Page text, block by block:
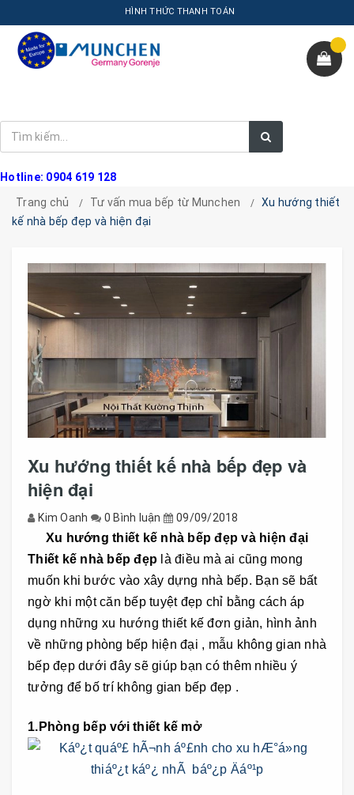
HÌNH THỨC THANH TOÁN
Hotline: 0904 619 128
Trang chủ
Tư vấn mua bếp từ Munchen
Xu hướng thiết
kế nhà bếp đẹp và hiện đại
Xu hướng thiết kế nhà bếp đẹp và
hiện đại
Kim Oanh 0 Bình luận 09/09/2018
Xu hướng thiết kế nhà bếp đẹp và hiện đại
Thiết kế nhà bếp đẹp là điều mà ai cũng mong
muốn khi bước vào xây dựng nhà bếp. Bạn sẽ bất
ngờ khi một căn bếp tuyệt đẹp chỉ bằng cách áp
dụng những xu hướng thiết kế đơn giản, hình ảnh
về những phòng bếp hiện đại , mẫu không gian nhà
bếp đẹpdưới đây sẽ giúp bạn có thêm nhiều ý
tưởng để bố trí không gian bếp đẹp .
1.Phòng bếp với thiết kế mở